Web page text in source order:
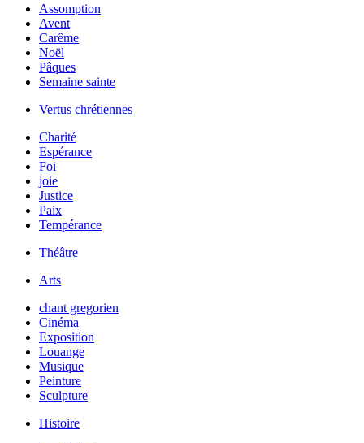
Assomption
Avent
Carême
Noël
Pâques
Semaine sainte
Vertus chrétiennes
Charité
Espérance
Foi
joie
Justice
Paix
Tempérance
Théâtre
Arts
chant gregorien
Cinéma
Exposition
Louange
Musique
Peinture
Sculpture
Histoire